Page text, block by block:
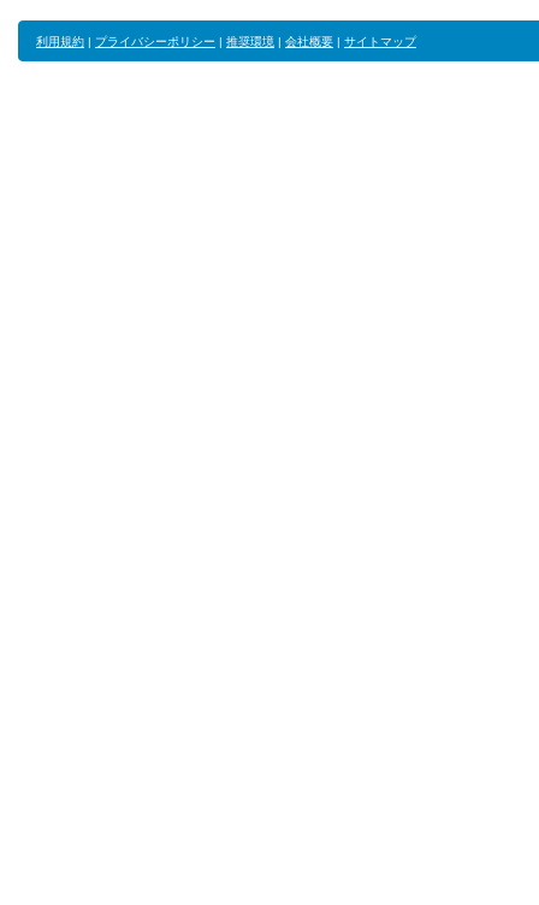
利用規約 | プライバシーポリシー | 推奨環境 | 会社概要 | サイトマップ